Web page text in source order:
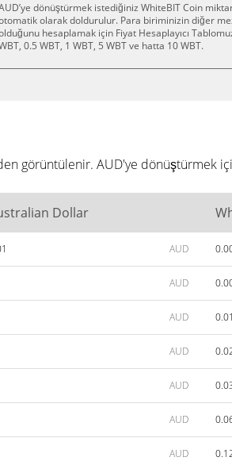
dönüştürmek istediğiniz WhiteBIT Coin
olarak doldurulur. Para biriminizin diğer
hesaplamak için Fiyat Hesaplayıcı
0.5 WBT, 1 WBT, 5 WBT ve hatta 10 WBT.
görüntülenir. AUD'ye dönüştürmek
Dollar
AUD
AUD
AUD
AUD
AUD
AUD
AUD